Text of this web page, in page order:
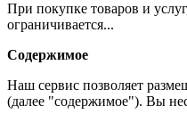
При покупке товаров и
ограничивается...
Содержимое
Наш сервис позволяет
(далее "содержимое"). Вы